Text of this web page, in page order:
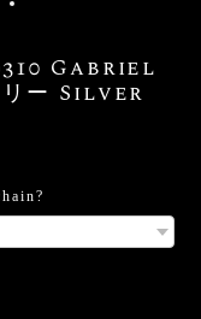
Gabriel
リー Silver